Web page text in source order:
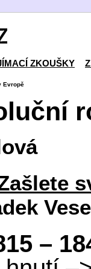
ZKOUŠKY
Evropě
–